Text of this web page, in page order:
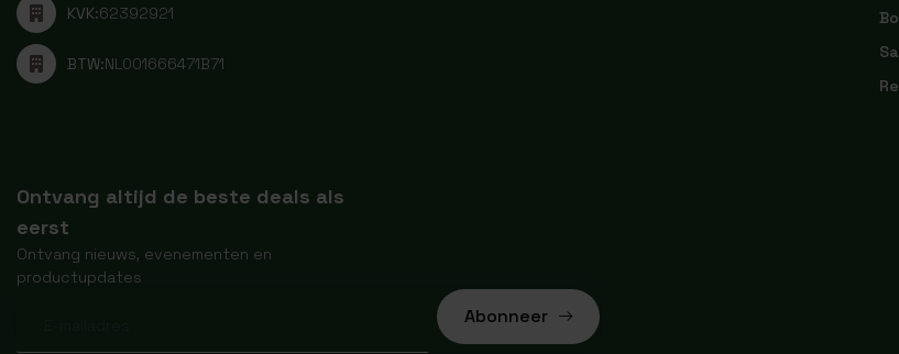
KVK:62392921
BTW:NL001666471B71
Ontvang altijd de beste deals als
eerst
Ontvang nieuws, evenementen en
productupdates
Abonneer